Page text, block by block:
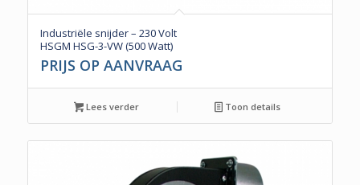
Industriële snijder – 230 Volt
HSGM HSG-3-VW (500 Watt)
PRIJS OP AANVRAAG
Lees verder Toon details